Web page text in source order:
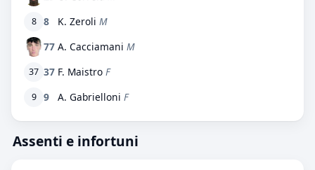
8 8 K. Zeroli M
77 A. Cacciamani M
37 37 F. Maistro F
9 9 A. Gabrielloni F
Assenti e infortuni